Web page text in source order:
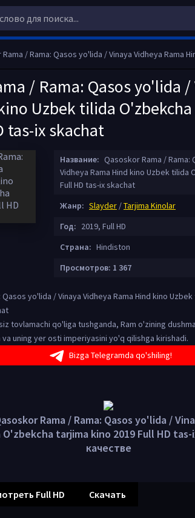
/ Rama: Qasos yo'lida / Vinaya Vidheya Rama Hind kino Uzbek tilida
/ Rama: Qasos yo'lida /
Uzbek tilida
tas-ix skachat
Название: Qasoskor Rama / Rama:
Vidheya Rama Hind kino Uzbek tilida
Full HD tas-ix skachat
Жанр: Slayder /Tarjima Kinolar
Год: 2019, Full HD
Страна: Hindiston
Просмотров: 1 367
yo'lida / Vinaya Vidheya Rama Hind kino
tovlamachi qo'liga tushganda, Ram o'zining
uning yer osti imperiyasini yo'q qilishga kirishadi.
Bizga Telegramda qo'shiling!
Rama / Rama: Qasos yo'lida /
tarjima kino 2019 Full HD
качестве
Full HD Скачать